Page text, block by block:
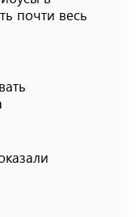
почти весь